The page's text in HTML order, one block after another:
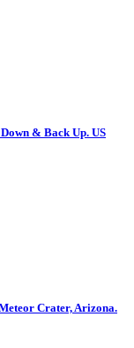
& Back Up. US
Crater, Arizona.